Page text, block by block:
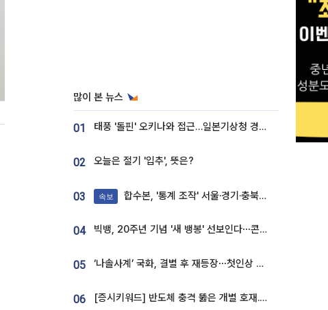
많이 본 뉴스
01 태풍 '돌핀' 오키나와 접근…일본기상청 경로 업데이트
02 오늘은 절기 '입추', 뜻은?
03 속보 합수본, '통계 조작' 서울·경기·충북 선관위 등 추가 압수수색
04 빅뱅, 20주년 기념 '새 뱅봉' 선보인다⋯콘서트 앞두고 팝업 개최
05 ‘나솔사계’ 국화, 결별 후 재등장⋯첫인상 투표 휩쓸고 ‘인기녀’ 등극
06 [증시키워드] 반도체 충격 뚫은 개별 호재...포스코퓨처엠·에코프로·한화솔루션 '눈길'